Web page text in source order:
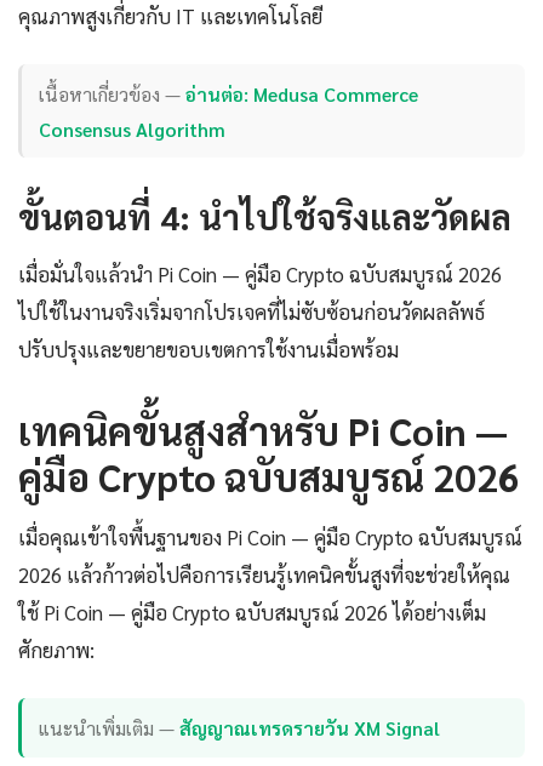
คุณภาพสูงเกี่ยวกับ IT และเทคโนโลยี
เนื้อหาเกี่ยวข้อง —อ่านต่อ: Medusa Commerce
Consensus Algorithm
ขั้นตอนที่ 4: นำไปใช้จริงและวัดผล
เมื่อมั่นใจแล้วนำ Pi Coin — คู่มือ Crypto ฉบับสมบูรณ์ 2026
ไปใช้ในงานจริงเริ่มจากโปรเจคที่ไม่ซับซ้อนก่อนวัดผลลัพธ์
ปรับปรุงและขยายขอบเขตการใช้งานเมื่อพร้อม
เทคนิคขั้นสูงสำหรับ Pi Coin —
คู่มือ Crypto ฉบับสมบูรณ์ 2026
เมื่อคุณเข้าใจพื้นฐานของ Pi Coin — คู่มือ Crypto ฉบับสมบูรณ์
2026 แล้วก้าวต่อไปคือการเรียนรู้เทคนิคขั้นสูงที่จะช่วยให้คุณ
ใช้ Pi Coin — คู่มือ Crypto ฉบับสมบูรณ์ 2026 ได้อย่างเต็ม
ศักยภาพ:
แนะนำเพิ่มเติม —สัญญาณเทรดรายวัน XM Signal